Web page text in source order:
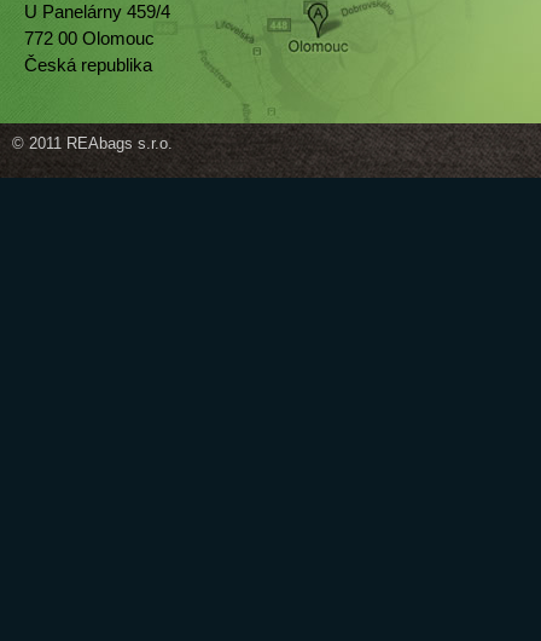
U Panelárny 459/4
772 00 Olomouc
Česká republika
© 2011 REAbags s.r.o.